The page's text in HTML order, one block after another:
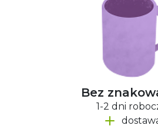
Bez
1-2 dni